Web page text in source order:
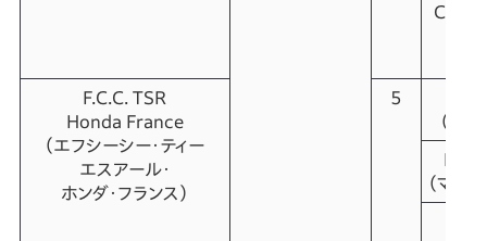
F.C.C. TSR
Honda France
（エフシーシー・ティー
エスアール・
ホンダ・フランス）
5
（ジョ
（マイク